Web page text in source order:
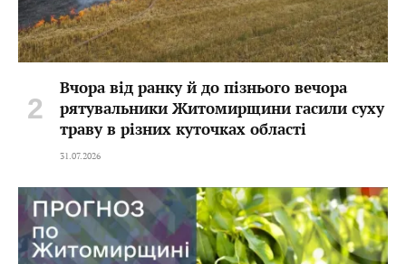
Вчора від ранку й до пізнього вечора
рятувальники Житомирщини гасили суху
траву в різних куточках області
31.07.2026